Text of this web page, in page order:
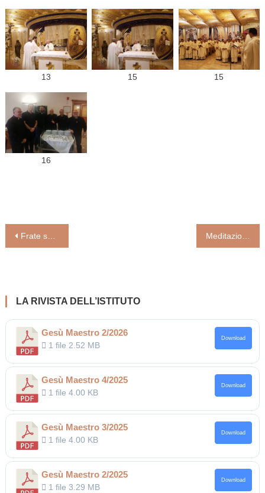
13 15 15
16
Navigazione
Frate sole, sorella luna perdonateci (Enzo Bianchi) Meditazioni Luigi Vari: Eserc. IGS 3-8/11/19
LA RIVISTA DELL’ISTITUTO
Gesù Maestro 2/2026
1 file 2.52 MB
Download
Gesù Maestro 4/2025
1 file4.00 KB
Download
Gesù Maestro 3/2025
1 file4.00 KB
Download
Gesù Maestro 2/2025
1 file3.29 MB
Download